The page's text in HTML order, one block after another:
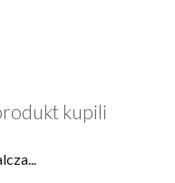
kupili